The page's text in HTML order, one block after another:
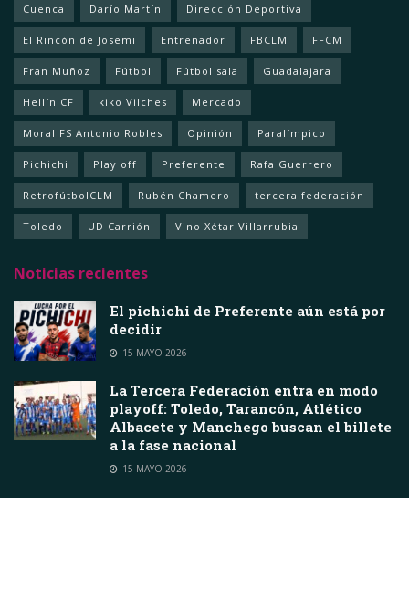
Cuenca Darío Martín Dirección Deportiva
El Rincón de Josemi Entrenador FBCLM FFCM
Fran Muñoz Fútbol Fútbol sala Guadalajara
Hellín CF kiko Vilches Mercado
Moral FS Antonio Robles Opinión Paralímpico
Pichichi Play off Preferente Rafa Guerrero
RetrofútbolCLM Rubén Chamero tercera federación
Toledo UD Carrión Vino Xétar Villarrubia
Noticias recientes
El pichichi de Preferente aún está por
decidir
15 MAYO 2026
La Tercera Federación entra en modo
playoff: Toledo, Tarancón, Atlético
Albacete y Manchego buscan el billete
a la fase nacional
15 MAYO 2026